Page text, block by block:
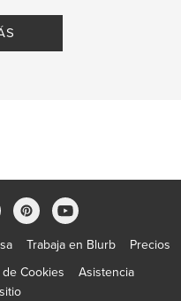
Trabaja en Blurb
Precios
de Cookies
Asistencia